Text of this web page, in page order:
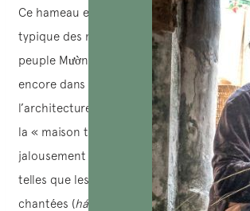
Ce hameau est reconnu comme un
typique des minorités ethniques et est
peuple Mường. Près de 100 % des
encore dans des maisons sur pilotis
l’architecture ancienne Mường (parfois
la « maison tortue »). Les villageois y
jalousement de nombreuses valeurs
telles que les chants
thường rangetbọ
chantées (hát đối ), les épopéesmo, et